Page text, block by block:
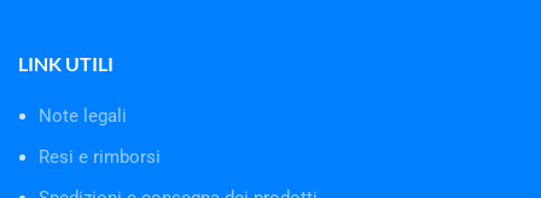
LINK UTILI
Note legali
Resi e rimborsi